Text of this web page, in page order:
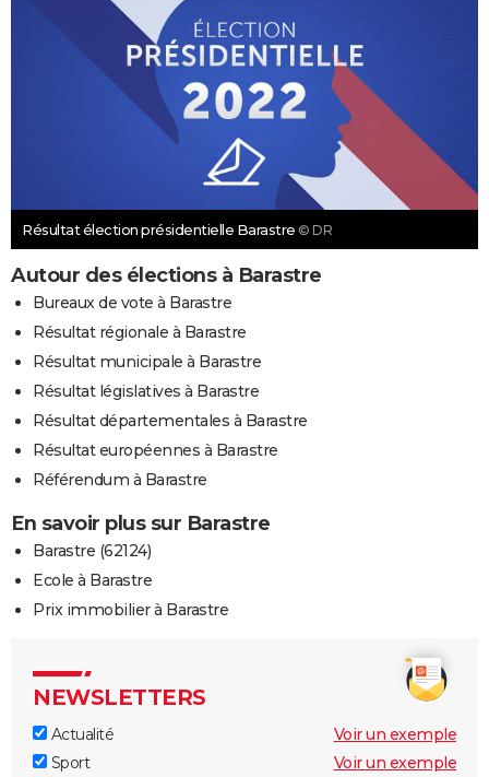
Résultat élection présidentielle Barastre © DR
Autour des élections à Barastre
Bureaux de vote à Barastre
Résultat régionale à Barastre
Résultat municipale à Barastre
Résultat législatives à Barastre
Résultat départementales à Barastre
Résultat européennes à Barastre
Référendum à Barastre
En savoir plus sur Barastre
Barastre (62124)
Ecole à Barastre
Prix immobilier à Barastre
NEWSLETTERS
Actualité
Voir un exemple
Sport
Voir un exemple